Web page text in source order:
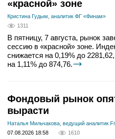
«красной» зоне
Кристина Гудым, аналитик ФГ «Финам»
1311
В пятницу, 7 августа, рынок
сессию в «красной» зоне.
снижается на 0,19% до
на 1,11% до 874,76.
Фондовый рынок
вырасти
Наталья Мильчакова, ведущий аналитик
07.08.2026 18:58
1610